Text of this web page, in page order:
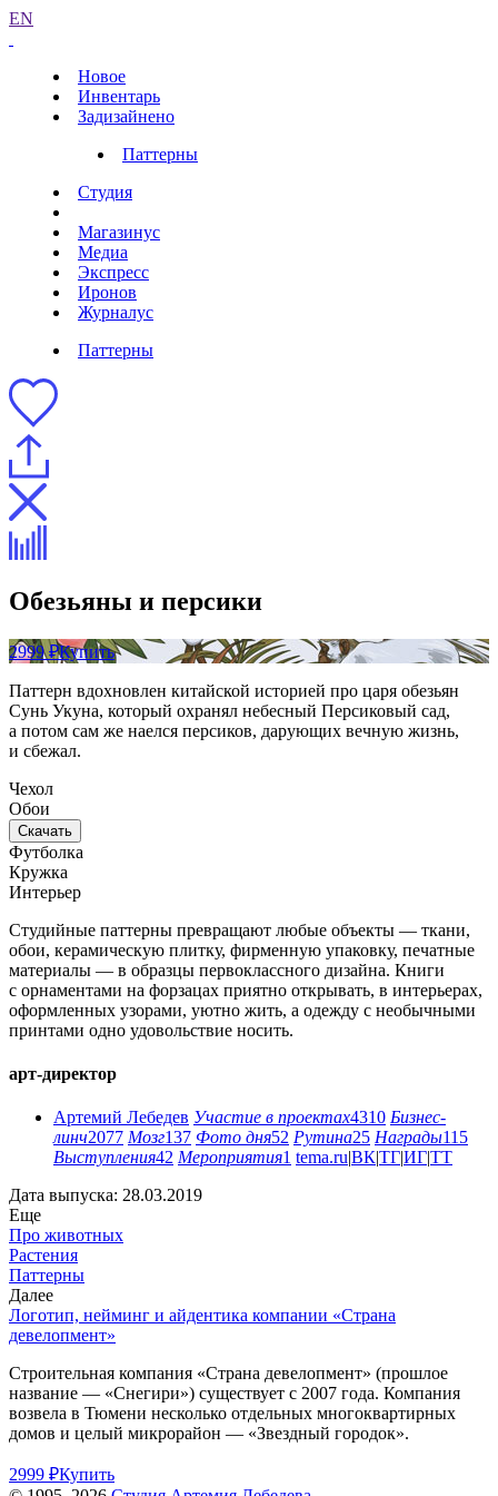
EN
Новое
Инвентарь
Задизайнено
Паттерны
Студия
Магазинус
Медиа
Экспресс
Иронов
Журналус
Паттерны
Обезьяны и персики
2999 ₽Купить
Паттерн вдохновлен китайской историей про царя обезьян
Сунь Укуна, который охранял небесный Персиковый сад,
а потом сам же наелся персиков, дарующих вечную жизнь,
и сбежал.
Чехол
Обои
Скачать
Футболка
Кружка
Интерьер
Студийные паттерны превращают любые объекты — ткани,
обои, керамическую плитку, фирменную упаковку, печатные
материалы — в образцы первоклассного дизайна. Книги
с орнаментами на форзацах приятно открывать, в интерьерах,
оформленных узорами, уютно жить, а одежду с необычными
принтами одно удовольствие носить.
арт-директор
Артемий Лебедев Участие в проектах4310 Бизнес-
линч2077 Мозг137 Фото дня52 Рутина25 Награды115
Выступления42 Мероприятия1 tema.ru|ВК|ТГ|ИГ|ТТ
Дата выпуска: 28.03.2019
Еще
Про животных
Растения
Паттерны
Далее
Логотип, нейминг и айдентика компании «Страна
девелопмент»
Строительная компания «Страна девелопмент» (прошлое
название — «Снегири») существует с 2007 года. Компания
возвела в Тюмени несколько отдельных многоквартирных
домов и целый микрорайон — «Звездный городок».
2999 ₽Купить